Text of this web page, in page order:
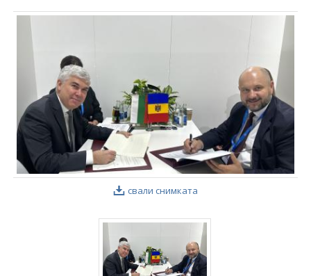
свали снимката